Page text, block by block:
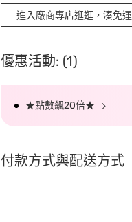
進入廠商專店逛逛，湊免運
優惠活動: (1)
★點數飆20倍★
付款方式與配送方式